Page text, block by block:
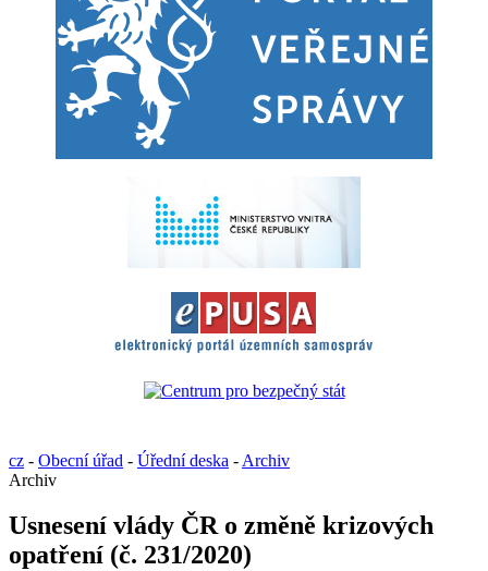
cz - Obecní úřad - Úřední deska - Archiv
Archiv
Usnesení vlády ČR o změně krizových
opatření (č. 231/2020)